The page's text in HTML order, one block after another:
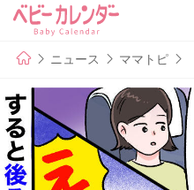
ニュース ママトピ